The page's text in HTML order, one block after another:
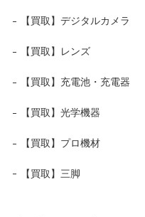
【買取】デジタルカメラ
【買取】レンズ
【買取】充電池・充電器
【買取】光学機器
【買取】プロ機材
【買取】三脚